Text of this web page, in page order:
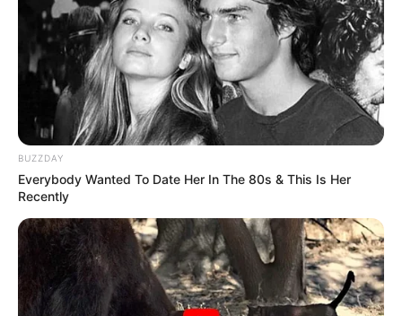
BUZZDAY
Everybody Wanted To Date Her In The 80s & This Is Her
Recently